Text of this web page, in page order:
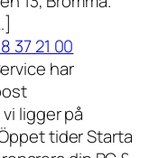
37 21 00
har
ligger på
tider Starta